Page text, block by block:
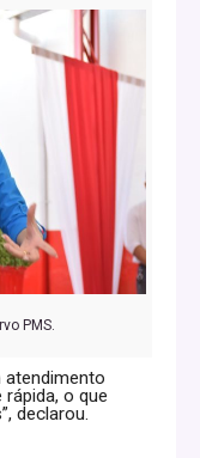
PMS.
atendimento
o que
declarou.